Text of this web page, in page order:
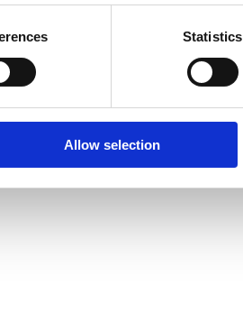
Statistics
Allow selection